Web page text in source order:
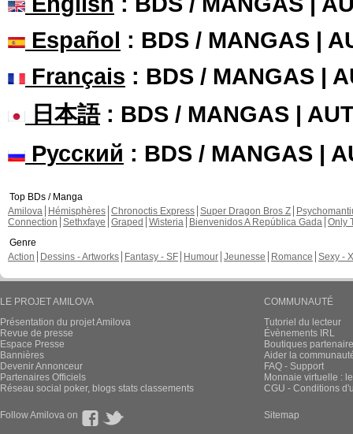
Español : BDS / MANGAS |
Français : BDS / MANGAS |
日本語: BDS / MANGAS |
Русский : BDS / MANGAS |
Top BDs / Manga
Amilova
Hémisphères Chronoctis Express Super Dragon Bros Z
Connection Sethxfaye Graped Wisteria Bienvenidos A República Gada Only
Genre
Action
Dessins - Artworks Fantasy - SF Humour Jeunesse Romance Sexy -
LE PROJET AMILOVA
Présentation du projet Amilova
Revue de presse
Espace Presse
Bannières
Devenir Annonceur
Partenaires Officiels
Réseau social poker, blogs stats classements
COMMUNAUTÉ
Tutoriel du lecteur
Évènements IRL
Boutiques
Aider la
FAQ - Support
Monnaie virtuelle :
CGU - Conditions
Follow Amilova on Sitemap